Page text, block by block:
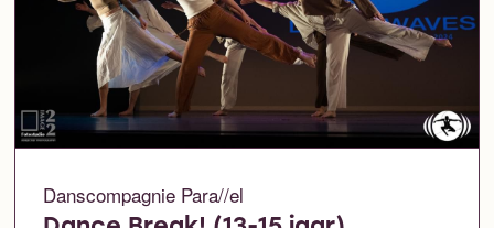
Danscompagnie Para//el